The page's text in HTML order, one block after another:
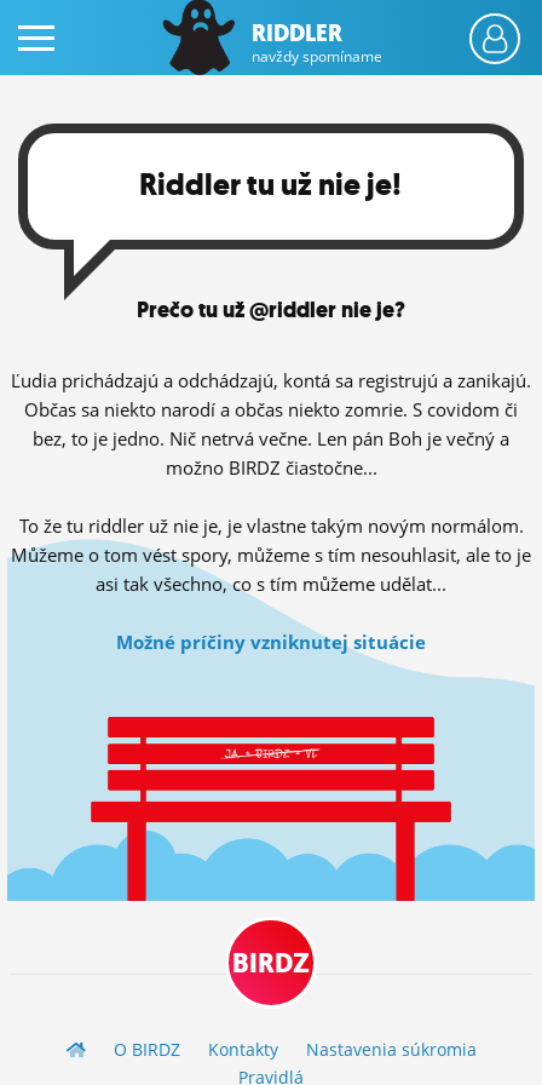
PRIHLÁS SA
ČINŽIAK
FÓRUM
STATUSY
BLOGY
OBRÁZKY
ĽUDIA
ROLETA
RIDDLER
navždy spomíname
Riddler tu už nie je!
Prečo tu už @riddler nie je?
Ľudia prichádzajú a odchádzajú, kontá sa registrujú a zanikajú.
Občas sa niekto narodí a občas niekto zomrie. S covidom či
bez, to je jedno. Nič netrvá večne. Len pán Boh je večný a
možno BIRDZ čiastočne...
To že tu riddler už nie je, je vlastne takým novým normálom.
Můžeme o tom vést spory, můžeme s tím nesouhlasit, ale to je
asi tak všechno, co s tím můžeme udělat...
Možné príčiny vzniknutej situácie
BIRDZ
O BIRDZ Kontakty
Nastavenia súkromia
Pravidlá